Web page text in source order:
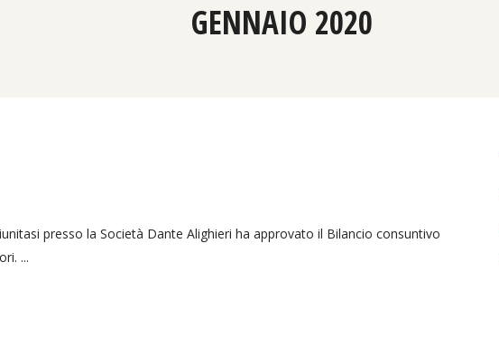
GENNAIO 2020
presso la Società Dante Alighieri ha approvato il Bilancio consuntivo
...